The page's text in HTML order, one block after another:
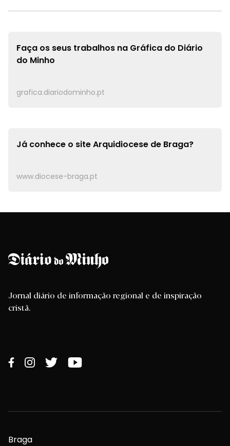
Faça os seus trabalhos na Gráfica do Diário
do Minho
grafica.diariodominho.pt
Já conhece o siteArquidiocese de Braga?
www.diocese-braga.pt
Jornal diário de informação regional e de inspiração
cristã.
Braga